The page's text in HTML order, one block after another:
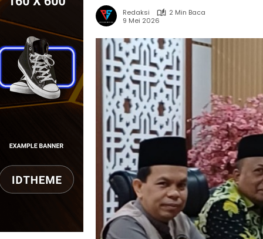
Redaksi
2 Min Baca
9 Mei 2026